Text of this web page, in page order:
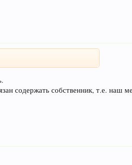
содержать собственник, т.е. наш